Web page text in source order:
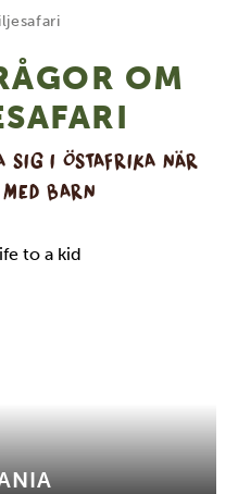
OM
SIG I ÖSTAFRIKA NÄR
BARN